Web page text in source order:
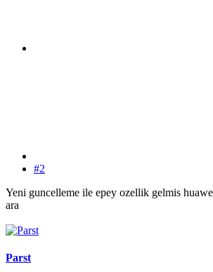
#2
Yeni guncelleme ile epey ozellik gelmis
ara
Parst